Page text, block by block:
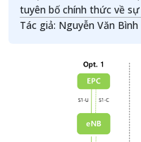
tuyên bố chính thức về
Nhân dịp này, chúng ta
Tác giả: Nguyễn Văn Bình